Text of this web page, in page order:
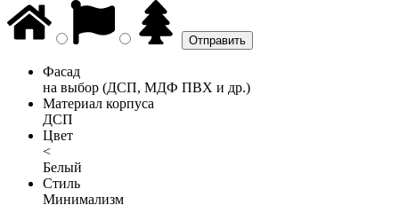
Фасад
на выбор (ДСП, МДФ ПВХ и др.)
Материал корпуса
ДСП
Цвет
<
Белый
Стиль
Минимализм